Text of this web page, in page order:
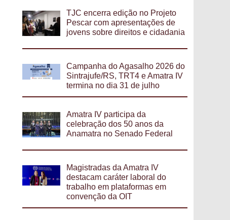
TJC encerra edição no Projeto
Pescar com apresentações de
jovens sobre direitos e cidadania
Campanha do Agasalho 2026 do
Sintrajufe/RS, TRT4 e Amatra IV
termina no dia 31 de julho
Amatra IV participa da
celebração dos 50 anos da
Anamatra no Senado Federal
Magistradas da Amatra IV
destacam caráter laboral do
trabalho em plataformas em
convenção da OIT